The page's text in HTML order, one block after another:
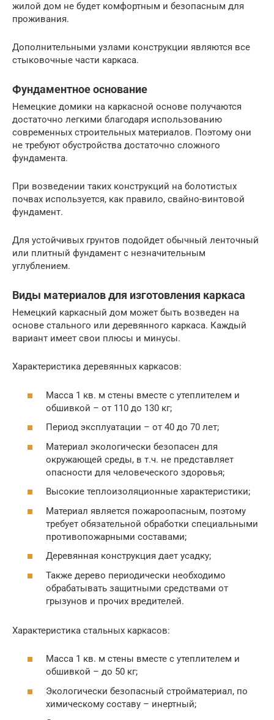
жилой дом не будет комфортным и безопасным для
проживания.
Дополнительными узлами конструкции являются все
стыковочные части каркаса.
Фундаментное основание
Немецкие домики на каркасной основе получаются
достаточно легкими благодаря использованию
современных строительных материалов. Поэтому они
не требуют обустройства достаточно сложного
фундамента.
При возведении таких конструкций на болотистых
почвах используется, как правило, свайно-винтовой
фундамент.
Для устойчивых грунтов подойдет обычный ленточный
или плитный фундамент с незначительным
углублением.
Виды материалов для изготовления каркаса
Немецкий каркасный дом может быть возведен на
основе стального или деревянного каркаса. Каждый
вариант имеет свои плюсы и минусы.
Характеристика деревянных каркасов:
Масса 1 кв. м стены вместе с утеплителем и
обшивкой – от 110 до 130 кг;
Период эксплуатации – от 40 до 70 лет;
Материал экологически безопасен для
окружающей среды, в т.ч. не представляет
опасности для человеческого здоровья;
Высокие теплоизоляционные характеристики;
Материал является пожароопасным, поэтому
требует обязательной обработки специальными
противопожарными составами;
Деревянная конструкция дает усадку;
Также дерево периодически необходимо
обрабатывать защитными средствами от
грызунов и прочих вредителей.
Характеристика стальных каркасов:
Масса 1 кв. м стены вместе с утеплителем и
обшивкой – до 50 кг;
Экологически безопасный стройматериал, по
химическому составу – инертный;